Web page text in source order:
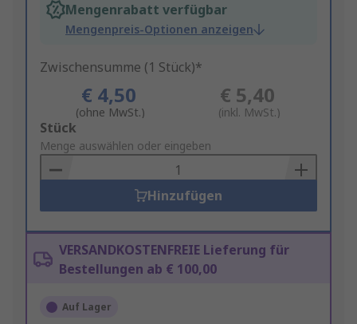
Mengenrabatt verfügbar
Mengenpreis-Optionen anzeigen
Zwischensumme (1 Stück)*
€ 4,50
(ohne MwSt.)
€ 5,40
(inkl. MwSt.)
Add
to
Basket
Stück
Menge auswählen oder eingeben
Hinzufügen
VERSANDKOSTENFREIE Lieferung für
Bestellungen ab € 100,00
Auf Lager